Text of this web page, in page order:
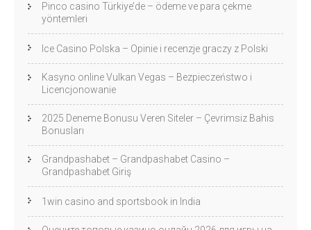
Pinco casino Türkiye’de – ödeme ve para çekme
yöntemleri
Ice Casino Polska – Opinie i recenzje graczy z Polski
Kasyno online Vulkan Vegas – Bezpieczeństwo i
Licencjonowanie
2025 Deneme Bonusu Veren Siteler – Çevrimsiz Bahis
Bonusları
Grandpashabet – Grandpashabet Casino –
Grandpashabet Giriş
1win casino and sportsbook in India